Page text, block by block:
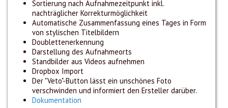
Sortierung nach Aufnahmezeitpunkt inkl.
nachträglicher Korrekturmöglichkeit
Automatische Zusammenfassung eines Tages in Form
von stylischen Titelbildern
Doublettenerkennung
Darstellung des Aufnahmeorts
Standbilder aus Videos aufnehmen
Dropbox Import
Der "Veto"-Button lässt ein unschönes Foto
verschwinden und informiert den Ersteller darüber.
Dokumentation